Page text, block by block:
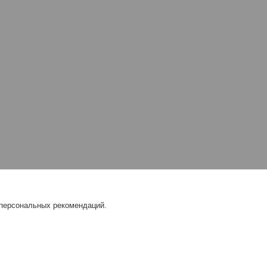
рекомендаций.